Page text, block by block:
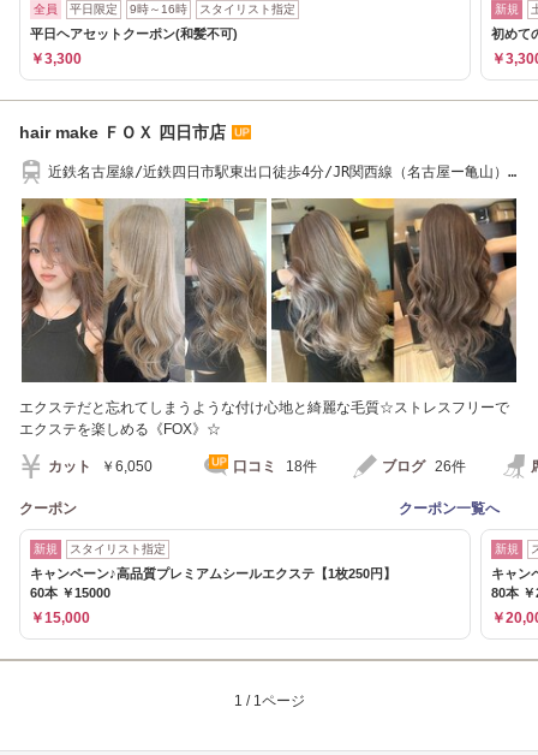
全員 平日限定 9時～16時 スタイリスト指定
平日ヘアセットクーポン(和髪不可)
￥3,300
新規
初めて
￥
hair make ＦＯＸ 四日市店
近鉄名古屋線/近鉄四日市駅東出口徒歩4分/JR関西線（名古屋ー亀山）
エクステだと忘れてしまうような付け心地と綺麗な毛質☆ストレスフリーで
エクステを楽しめる《FOX》☆
カット ￥6,050 口コミ 18件 ブログ 26件
クーポン クーポン一覧へ
新規 スタイリスト指定
キャンペーン♪高品質プレミアムシールエクステ【1枚250円】
60本 ￥15000
￥15,000
新規
キャン
80本 ￥
￥
1 / 1ページ